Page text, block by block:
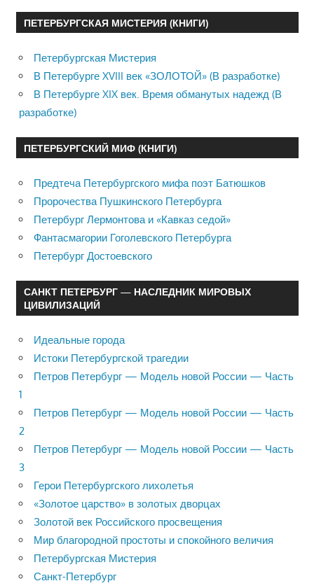
ПЕТЕРБУРГСКАЯ МИСТЕРИЯ (КНИГИ)
Петербургская Мистерия
В Петербурге XVIII век «ЗОЛОТОЙ» (В разработке)
В Петербурге XIX век. Время обманутых надежд (В
разработке)
ПЕТЕРБУРГСКИЙ МИФ (КНИГИ)
Предтеча Петербургского мифа поэт Батюшков
Пророчества Пушкинского Петербурга
Петербург Лермонтова и «Кавказ седой»
Фантасмагории Гоголевского Петербурга
Петербург Достоевского
САНКТ ПЕТЕРБУРГ — НАСЛЕДНИК МИРОВЫХ
ЦИВИЛИЗАЦИЙ
Идеальные города
Истоки Петербургской трагедии
Петров Петербург — Модель новой России — Часть
1
Петров Петербург — Модель новой России — Часть
2
Петров Петербург — Модель новой России — Часть
3
Герои Петербургского лихолетья
«Золотое царство» в золотых дворцах
Золотой век Российского просвещения
Мир благородной простоты и спокойного величия
Петербургская Мистерия
Санкт-Петербург